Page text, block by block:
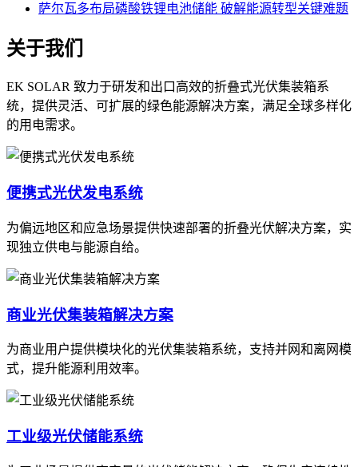
萨尔瓦多布局磷酸铁锂电池储能 破解能源转型关键难题
关于我们
EK SOLAR 致力于研发和出口高效的折叠式光伏集装箱系
统，提供灵活、可扩展的绿色能源解决方案，满足全球多样化
的用电需求。
便携式光伏发电系统
为偏远地区和应急场景提供快速部署的折叠光伏解决方案，实
现独立供电与能源自给。
商业光伏集装箱解决方案
为商业用户提供模块化的光伏集装箱系统，支持并网和离网模
式，提升能源利用效率。
工业级光伏储能系统